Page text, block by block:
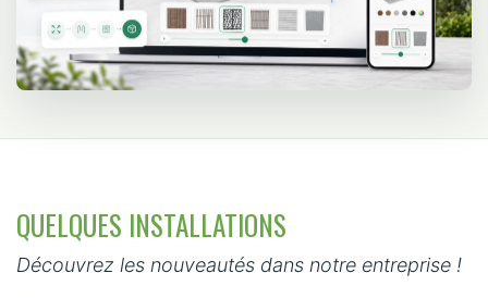
QUELQUES INSTALLATIONS
Découvrez les nouveautés dans notre entreprise !